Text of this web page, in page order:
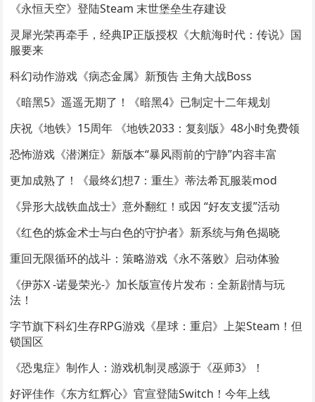
《永恒天空》登陆Steam 末世堡垒生存建设
灵犀光荣再牵手，经典IP正版授权《大航海时代：传说》国
服要来
科幻动作游戏《病态金属》新预告 主角大战Boss
《暗黑5》遥遥无期了！《暗黑4》已制定十二年规划
庆祝《地铁》15周年 《地铁2033：复刻版》48小时免费领
恐怖游戏《潜渊症》新版本“暴风雨前的宁静”内容丰富
更加成熟了！《最终幻想7：重生》蒂法希瓦服装mod
《异形大战铁血战士》意外翻红！或因 “好友支援”活动
《红色的炼金术士与白色的守护者》新系统与角色揭晓
重回无限循环的战斗：策略游戏《永不落败》启动体验
《伊苏X -诺曼荣光-》加长版宣传片发布：全新剧情与玩
法！
字节旗下科幻生存RPG游戏《星球：重启》上架Steam！但
锁国区
《恐鬼症》制作人：游戏机制灵感源于《巫师3》！
好评佳作《东方红辉心》官宣登陆Switch！今年上线